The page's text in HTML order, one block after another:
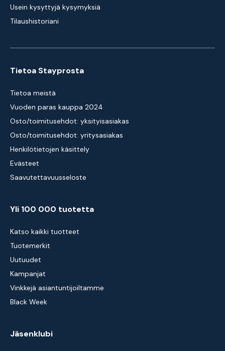
Usein kysyttyjä kysymyksiä
Tilaushistoriani
Tietoa Stayprosta
Tietoa meistä
Vuoden paras kauppa 2024
Osto/toimitusehdot: yksityisasiakas
Osto/toimitusehdot: yritysasiakas
Henkilötietojen käsittely
Evästeet
Saavutettavuusseloste
Yli 100 000 tuotetta
Katso kaikki tuotteet
Tuotemerkit
Uutuudet
Kampanjat
Vinkkejä asiantuntijoiltamme
Black Week
Jäsenklubi